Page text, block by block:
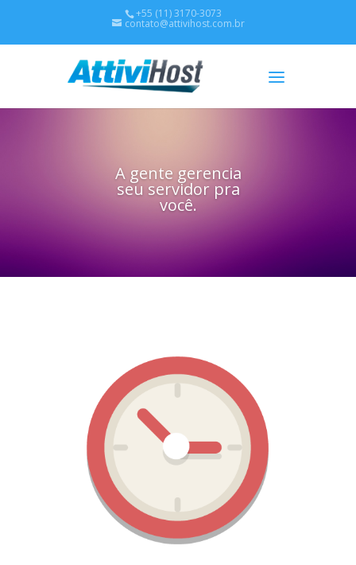
+55 (11) 3170-3073
contato@attivihost.com.br
A gente gerencia
seu servidor pra
você.